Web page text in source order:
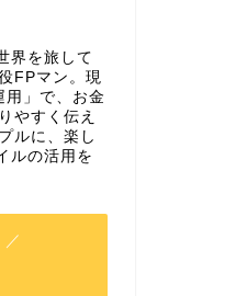
界を旅して
FPマン。現
」で、お金
やすく伝え
ルに、楽し
ルの活用を